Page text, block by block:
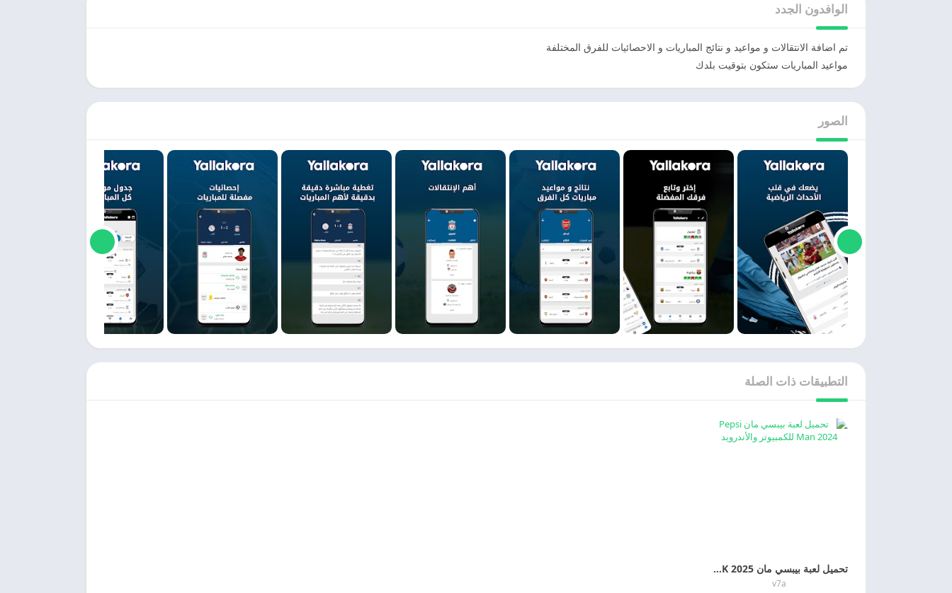
الوافدون الجدد
تم اضافة الانتقالات و مواعيد و نتائج المباريات و الاحصائيات للفرق المختلفة
مواعيد المباريات ستكون بتوقيت بلدك
الصور
التطبيقات ذات الصلة
تحميل لعبة بيبسي مان Pepsi Man APK 2025 مجانا
v7a